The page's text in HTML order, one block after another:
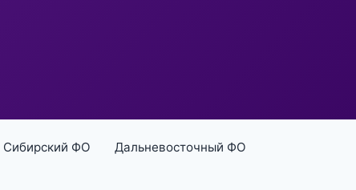
Сибирский ФО Дальневосточный ФО